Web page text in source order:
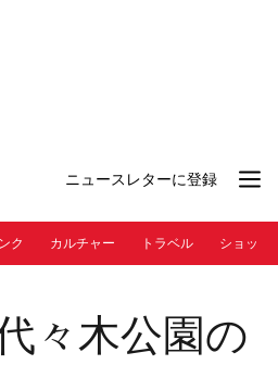
ニュースレターに登録
ク カルチャー トラベル ショッピ
々木公園の